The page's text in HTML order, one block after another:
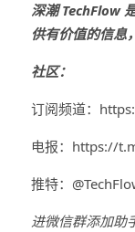
深潮 TechFlow
供有价值的信息
社区：
订阅频道：
电报：https://
推特：
进微信群添加助